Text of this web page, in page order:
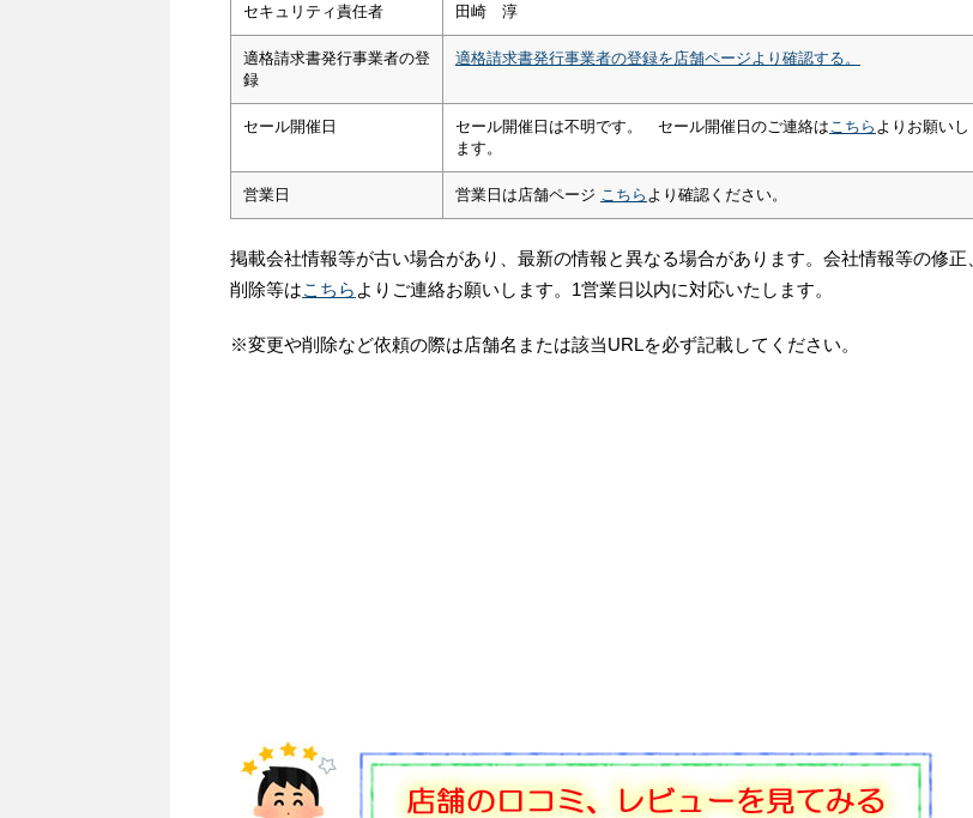
セキュリティ責任者 田崎 淳
適格請求書発行事業者の登
録
適格請求書発行事業者の登録を店舗ページより確認する。
セール開催日 セール開催日は不明です。 セール開催日のご連絡は こちら よりお願いし
ます。
営業日 営業日は店舗ページ こちら より確認ください。
掲載会社情報等が古い場合があり、最新の情報と異なる場合があります。会社情報等の修正
削除等はこちら よりご連絡お願いします。1営業日以内に対応いたします。
※変更や削除など依頼の際は店舗名または該当URLを必ず記載してください。